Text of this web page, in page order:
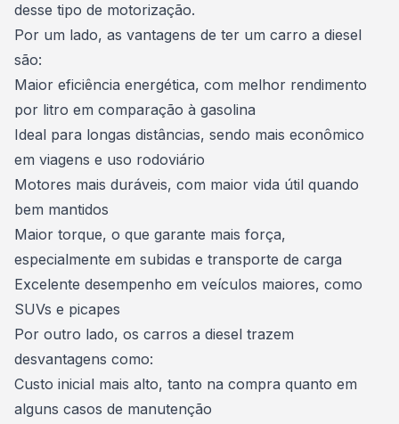
desse tipo de motorização.
Por um lado, as vantagens de ter um carro a diesel
são:
Maior eficiência energética, com melhor rendimento
por litro em comparação à gasolina
Ideal para longas distâncias, sendo mais econômico
em viagens e uso rodoviário
Motores mais duráveis, com maior vida útil quando
bem mantidos
Maior torque, o que garante mais força,
especialmente em subidas e transporte de carga
Excelente desempenho em veículos maiores, como
SUVs e picapes
Por outro lado, os carros a diesel trazem
desvantagens como:
Custo inicial mais alto, tanto na compra quanto em
alguns casos de manutenção